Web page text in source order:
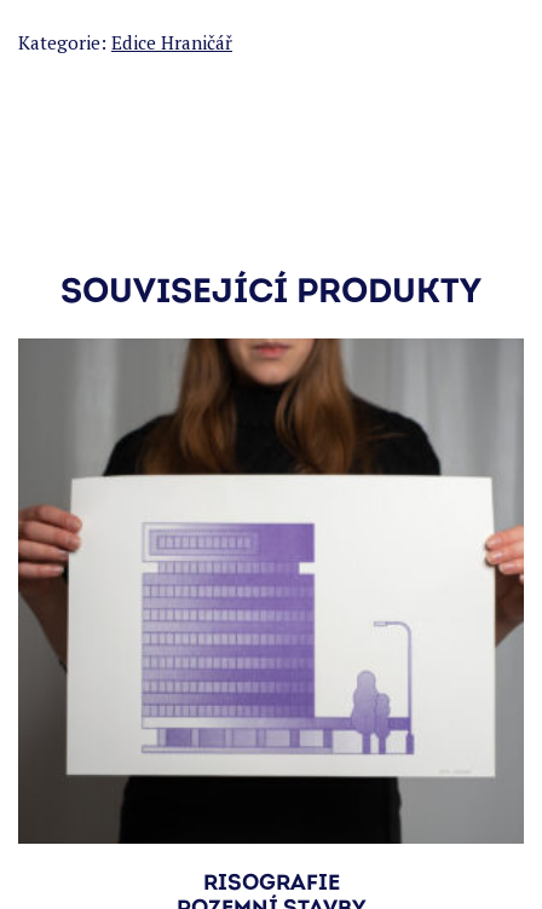
Kategorie: Edice Hraničář
SOUVISEJÍCÍ PRODUKTY
RISOGRAFIE